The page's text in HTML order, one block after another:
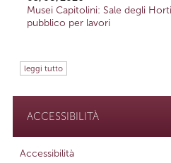
Musei Capitolini: Sale degli
pubblico per lavori
leggi tutto
ACCESSIBILITÀ
Accessibilità